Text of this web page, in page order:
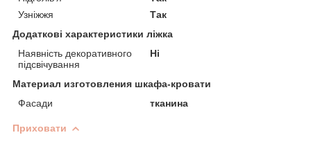
Узніжжя
Так
Додаткові характеристики ліжка
Наявність декоративного
підсвічування
Ні
Материал изготовления шкафа-кровати
Фасади
тканина
Приховати